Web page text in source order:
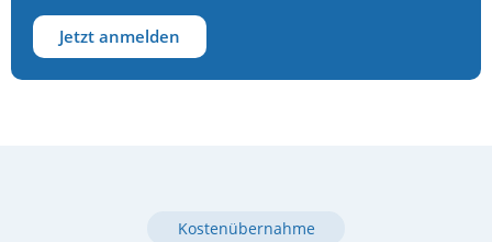
Jetzt anmelden
Kostenübernahme